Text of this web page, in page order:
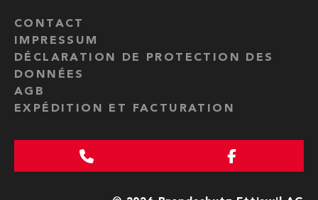
CONTACT
IMPRESSUM
DÉCLARATION DE PROTECTION DES
DONNÉES
AGB
EXPÉDITION ET FACTURATION